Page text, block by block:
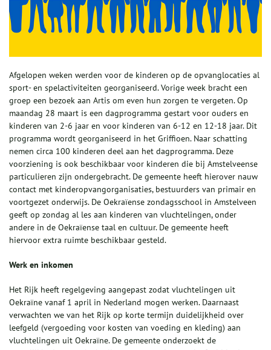
Afgelopen weken werden voor de kinderen op de opvanglocaties al
sport- en spelactiviteiten georganiseerd. Vorige week bracht een
groep een bezoek aan Artis om even hun zorgen te vergeten. Op
maandag 28 maart is een dagprogramma gestart voor ouders en
kinderen van 2-6 jaar en voor kinderen van 6-12 en 12-18 jaar. Dit
programma wordt georganiseerd in het Griffioen. Naar schatting
nemen circa 100 kinderen deel aan het dagprogramma. Deze
voorziening is ook beschikbaar voor kinderen die bij Amstelveense
particulieren zijn ondergebracht. De gemeente heeft hierover nauw
contact met kinderopvangorganisaties, bestuurders van primair en
voortgezet onderwijs. De Oekraïense zondagsschool in Amstelveen
geeft op zondag al les aan kinderen van vluchtelingen, onder
andere in de Oekraïense taal en cultuur. De gemeente heeft
hiervoor extra ruimte beschikbaar gesteld.
Werk en inkomen
Het Rijk heeft regelgeving aangepast zodat vluchtelingen uit
Oekraïne vanaf 1 april in Nederland mogen werken. Daarnaast
verwachten we van het Rijk op korte termijn duidelijkheid over
leefgeld (vergoeding voor kosten van voeding en kleding) aan
vluchtelingen uit Oekraïne. De gemeente onderzoekt de